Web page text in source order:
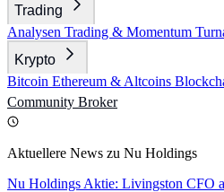
Trading
Analysen Trading & Momentum
Krypto
Bitcoin Ethereum & Altcoins
Community Broker
Aktuellere News zu Nu Holdings
Nu Holdings Aktie: Livingston CFO